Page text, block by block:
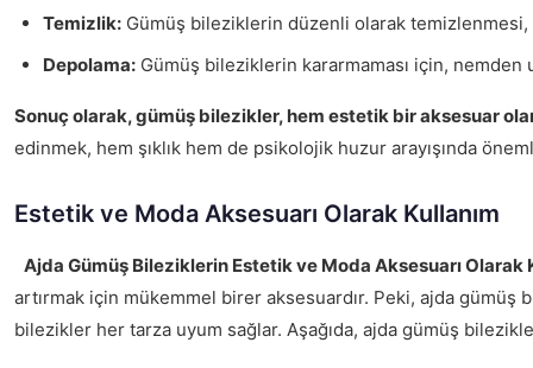
Temizlik: Gümüş bileziklerin düzenli olarak temizlenmesi,
Depolama: Gümüş bileziklerin kararmaması için, nemden
Sonuç olarak, gümüş bilezikler, hem estetik bir aksesuar
edinmek, hem şıklık hem de psikolojik huzur arayışında
Estetik ve Moda Aksesuarı Olarak Kullanım
Ajda Gümüş Bileziklerin Estetik ve Moda Aksesuarı Olarak
artırmak için mükemmel birer aksesuardır. Peki, ajda
bilezikler her tarza uyum sağlar. Aşağıda, ajda gümüş